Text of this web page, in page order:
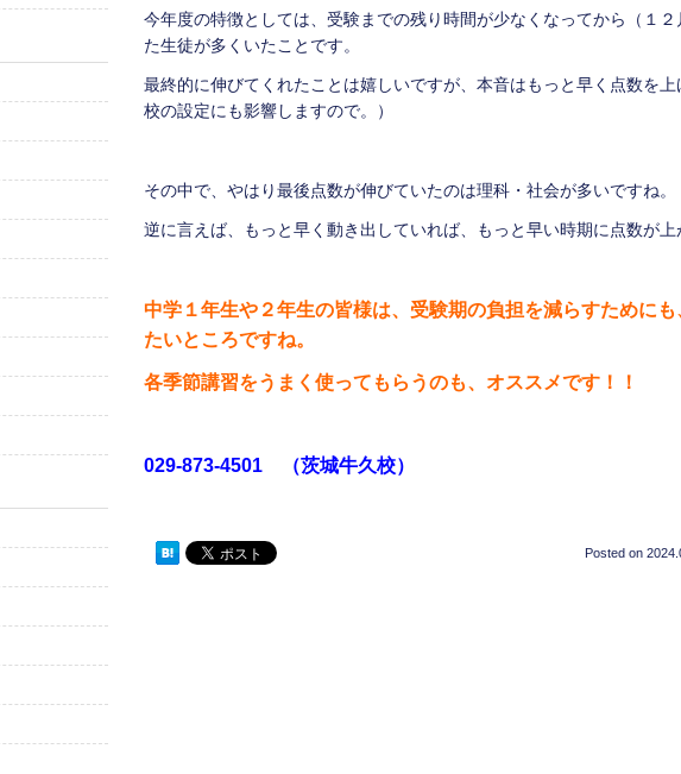
今年度の特徴としては、受験までの残り時間が少なくなってから（１
た生徒が多くいたことです。
最終的に伸びてくれたことは嬉しいですが、本音はもっと早く点数を
校の設定にも影響しますので。）
その中で、やはり最後点数が伸びていたのは理科・社会が多いですね。
逆に言えば、もっと早く動き出していれば、もっと早い時期に点数が上
中学１年生や２年生の皆様は、受験期の負担を減らすために
たいところですね。
各季節講習をうまく使ってもらうのも、オススメです！！
029-873-4501 （茨城牛久校）
Posted on